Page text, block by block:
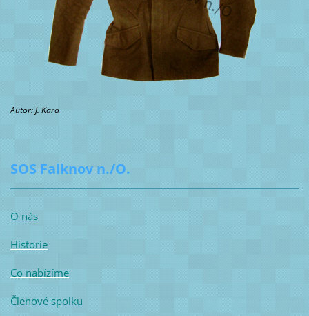
Autor: J. Kara
SOS Falknov n./O.
O nás
Historie
Co nabízíme
Členové spolku